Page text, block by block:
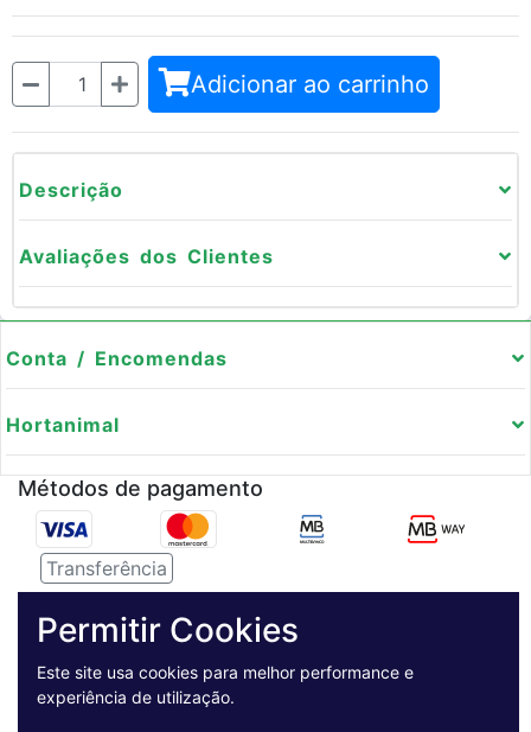
Quantidade Adicionar ao carrinho
Descrição
Avaliações dos Clientes
Conta / Encomendas
Hortanimal
Métodos de pagamento
Transferência
Pagamento Seguro
Permitir Cookies
Este site usa cookies para melhor performance e
experiência de utilização.